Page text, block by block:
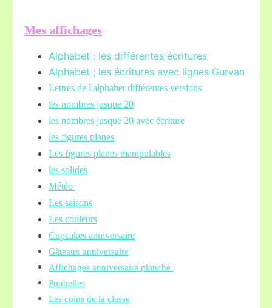
Mes affichages
Alphabet ; les différentes écritures
Alphabet ; les écritures avec lignes Gurvan
Lettres de l'alphabet différentes versions
les nombres jusque 20
les nombres jusque 20 avec écriture
les figures planes
Les figures planes manipulables
les solides
Météo
Les saisons
Les couleurs
Cupcakes anniversaire
Gâteaux anniversaire
Affichages anniversaire planche
Poubelles
Les coins de la classe